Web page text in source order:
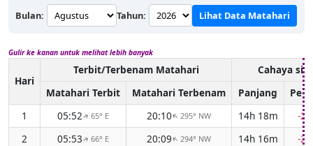
Bulan: Tahun: Lihat Data Matahari
Gulir ke kanan untuk melihat lebih banyak
Hari
Terbit/Terbenam Matahari
Cahaya
Matahari Terbit
Matahari Terbenam Panjang
1
05:52↑65° E 20:10↑295° NW 14h 18m
-
2
05:53↑66° E 20:09↑294° NW 14h 16m
-